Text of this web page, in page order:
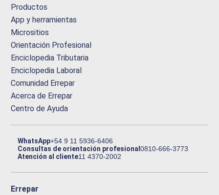
Productos
App y herramientas
Micrositios
Orientación Profesional
Enciclopedia Tributaria
Enciclopedia Laboral
Comunidad Errepar
Acerca de Errepar
Centro de Ayuda
WhatsApp+54 9 11 5936-6406
Consultas de orientación profesional0810-666-3773
Atención al cliente11 4370-2002
Errepar